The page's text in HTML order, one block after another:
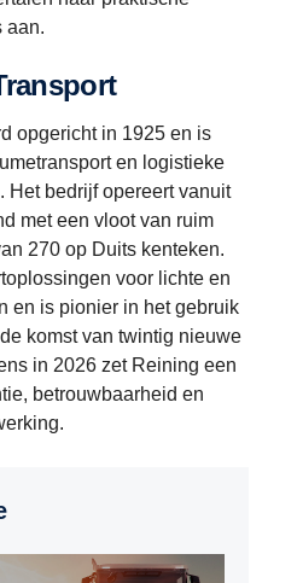
aan.
opgericht in 1925 en is
en logistieke
Het bedrijf opereert vanuit
met een vloot van ruim
270 op Duits kenteken.
voor lichte en
en is pionier in het gebruik
komst van twintig nieuwe
in 2026 zet Reining een
betrouwbaarheid en